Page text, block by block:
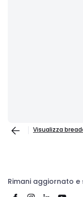
Visualizza
Rimani aggiornato